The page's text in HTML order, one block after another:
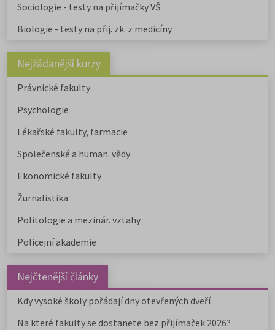
Sociologie - testy na přijímačky VŠ
Biologie - testy na přij. zk. z medicíny
Nejžádanější kurzy
Právnické fakulty
Psychologie
Lékařské fakulty, farmacie
Společenské a human. vědy
Ekonomické fakulty
Žurnalistika
Politologie a mezinár. vztahy
Policejní akademie
Nejčtenější články
Kdy vysoké školy pořádají dny otevřených dveří
Na které fakulty se dostanete bez přijímaček 2026?